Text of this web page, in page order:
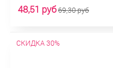
48,51 руб69,30 руб
СКИДКА 30%